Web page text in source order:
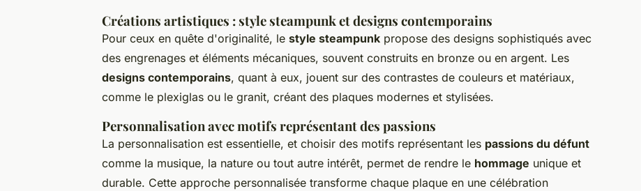
Créations artistiques : style steampunk et designs contemporains
Pour ceux en quête d'originalité, le style steampunk propose des designs sophistiqués avec
des engrenages et éléments mécaniques, souvent construits en bronze ou en argent. Les
designs contemporains, quant à eux, jouent sur des contrastes de couleurs et matériaux,
comme le plexiglas ou le granit, créant des plaques modernes et stylisées.
Personnalisation avec motifs représentant des passions
La personnalisation est essentielle, et choisir des motifs représentant les passions du défunt
comme la musique, la nature ou tout autre intérêt, permet de rendre le hommage unique et
durable. Cette approche personnalisée transforme chaque plaque en une célébration